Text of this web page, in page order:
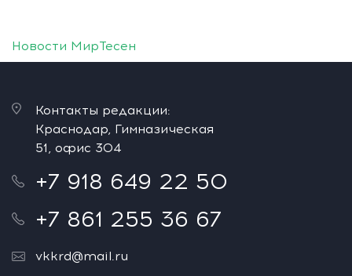
Новости МирТесен
Контакты редакции:
Краснодар, Гимназическая
51, офис 304
+7 918 649 22 50
+7 861 255 36 67
vkkrd@mail.ru